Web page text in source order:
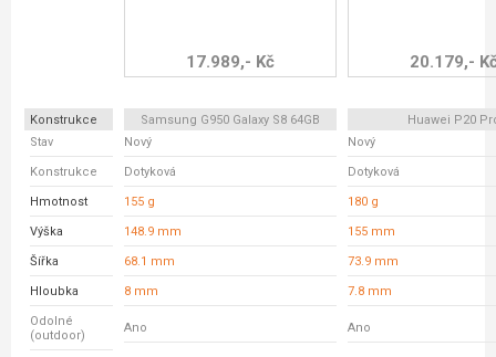
17.989,- Kč 20.179,-
Konstrukce Samsung G950 Galaxy S8 64GB
Huawei P20
Stav
Nový Nový
Konstrukce Dotyková Dotyková
Hmotnost 155 g 180 g
Výška 148.9 mm 155 mm
Šířka 68.1 mm 73.9 mm
Hloubka 8 mm 7.8 mm
Odolné
(outdoor)
Ano Ano